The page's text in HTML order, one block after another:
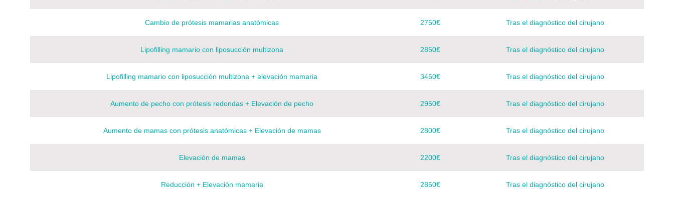
Cambio de prótesis mamarias anatómicas 2750€ Tras el diagnóstico del cirujano
Lipofilling mamario con liposucción multizona 2850€ Tras el diagnóstico del cirujano
Lipofilling mamario con liposucción multizona + elevación mamaria 3450€ Tras el diagnóstico del cirujano
Aumento de pecho con prótesis redondas + Elevación de pecho 2950€ Tras el diagnóstico del cirujano
Aumento de mamas con prótesis anatómicas + Elevación de mamas 2800€ Tras el diagnóstico del cirujano
Elevación de mamas 2200€ Tras el diagnóstico del cirujano
Reducción + Elevación mamaria 2850€ Tras el diagnóstico del cirujano